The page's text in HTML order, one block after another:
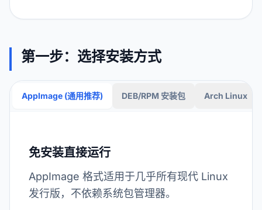
第一步：选择安装方式
AppImage (通用推荐) DEB/RPM 安装包 Arch Linux
免安装直接运行
AppImage 格式适用于几乎所有现代 Linux
发行版，不依赖系统包管理器。